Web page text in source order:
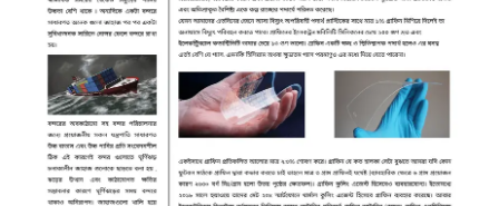
গ্রাফিনঃ ভবিষ্যতের হাতিয়ার যখন বর্তমানের হাতে